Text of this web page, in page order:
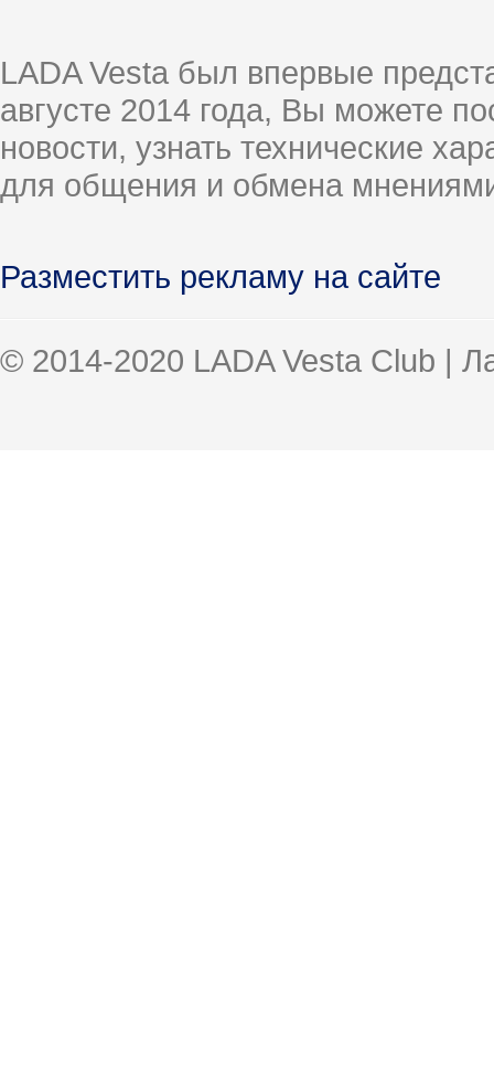
LADA Vesta был впервые
августе 2014 года, Вы можете
новости, узнать технические
для общения и обмена
Разместить рекламу на сайте
© 2014-2020 LADA Vesta Club |